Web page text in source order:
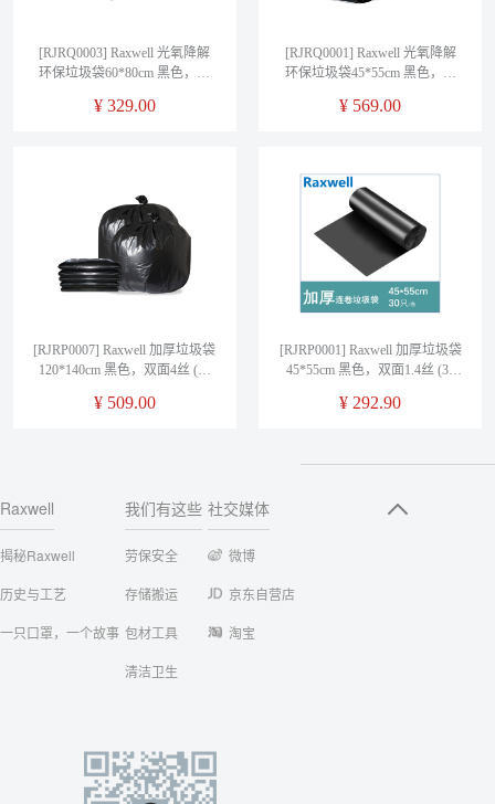
[RJRQ0003] Raxwell 光氧降解
环保垃圾袋60*80cm 黑色，双
¥ 329.00
[RJRQ0001] Raxwell 光氧降解
环保垃圾袋45*55cm 黑色，双
¥ 569.00
[RJRP0007] Raxwell 加厚垃圾袋
120*140cm 黑色，双面4丝 (20
¥ 509.00
[RJRP0001] Raxwell 加厚垃圾袋
45*55cm 黑色，双面1.4丝 (30
¥ 292.90
Raxwell
揭秘Raxwell
历史与工艺
一只口罩，一个故事
我们有这些
劳保安全
存储搬运
包材工具
清洁卫生
社交媒体
微博
京东自营店
淘宝